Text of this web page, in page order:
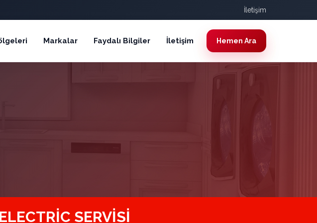
İletişim
Markalar Faydalı Bilgiler İletişim Hemen Ara
SERVISI